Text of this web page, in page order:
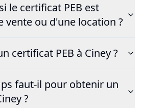
le certificat PEB est
vente ou d'une location ?
certificat PEB à Ciney ?
faut-il pour obtenir un
?